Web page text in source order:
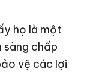
họ là một
sàng chấp
vệ các lợi